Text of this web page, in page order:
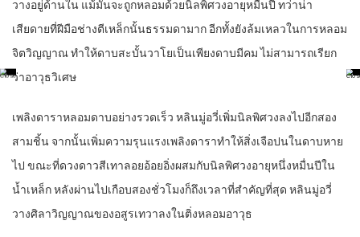
วางอยู่ด้านใน แม้มันจะถูกหลอมด้วยนิลพิศวงอายุหมื่นปี ทว่าน่า
เสียดายที่ฝีมือช่างตีเหล็กนั้นธรรมดามาก อีกทั้งยังล้มเหลวในการหลอม
จิตวิญญาณ ทำให้ดาบสะบั้นวาโยเป็นเพียงดาบมีคม ไม่สามารถเรียก
ว่าอาวุธวิเศษ
เพลิงดาราหลอมดาบอย่างรวดเร็ว หลินมู่อวี่เพิ่มนิลพิศวงลงไปอีกสอง
สามชิ้น จากนั้นเพิ่มความรุนแรงเพลิงดาราทำให้สิ่งเจือปนในดาบหาย
ไป ขณะที่ดวงดาวสีเทาลอยอ้อยอิ่งผสมกับนิลพิศวงอายุหนึ่งหมื่นปีใน
น้ำเหล็ก หลังผ่านไปเกือบสองชั่วโมงก็ถึงเวลาที่สำคัญที่สุด หลินมู่อวี่
วางศิลาวิญญาณของอสูรเทวาลงในติ่งหลอมอาวุธ